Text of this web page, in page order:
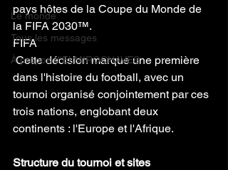
Le monde
Tous les messages
À propos d'ELMIROCHAVES
pays hôtes de la Coupe du Monde de
la FIFA 2030™.
FIFA
Cette décision marque une première
dans l'histoire du football, avec un
tournoi organisé conjointement par ces
trois nations, englobant deux
continents : l'Europe et l'Afrique.
Structure du tournoi et sites